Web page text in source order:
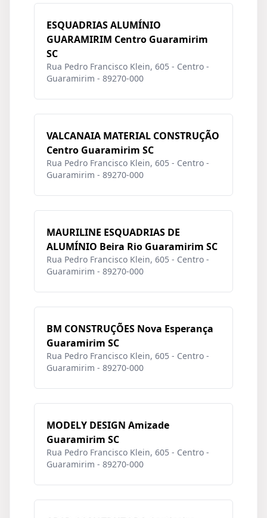
ESQUADRIAS ALUMÍNIO
GUARAMIRIM Centro Guaramirim
SC
Rua Pedro Francisco Klein, 605 - Centro -
Guaramirim - 89270-000
VALCANAIA MATERIAL CONSTRUÇÃO
Centro Guaramirim SC
Rua Pedro Francisco Klein, 605 - Centro -
Guaramirim - 89270-000
MAURILINE ESQUADRIAS DE
ALUMÍNIO Beira Rio Guaramirim SC
Rua Pedro Francisco Klein, 605 - Centro -
Guaramirim - 89270-000
BM CONSTRUÇÕES Nova Esperança
Guaramirim SC
Rua Pedro Francisco Klein, 605 - Centro -
Guaramirim - 89270-000
MODELY DESIGN Amizade
Guaramirim SC
Rua Pedro Francisco Klein, 605 - Centro -
Guaramirim - 89270-000